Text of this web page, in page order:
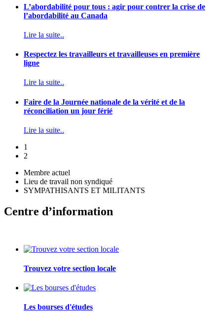
L’abordabilité pour tous : agir pour contrer la crise de
l’abordabilité au Canada
Lire la suite..
Respectez les travailleurs et travailleuses en première
ligne
Lire la suite..
Faire de la Journée nationale de la vérité et de la
réconciliation un jour férié
Lire la suite..
1
2
Membre actuel
Lieu de travail non syndiqué
SYMPATHISANTS ET MILITANTS
Centre d’information
Trouvez votre section locale
Les bourses d'études